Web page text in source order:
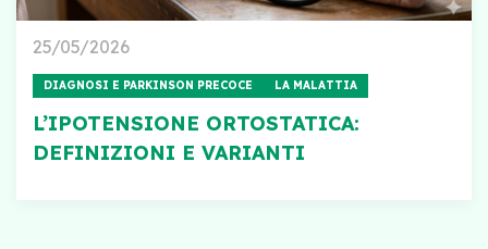
25/05/2026
DIAGNOSI E PARKINSON PRECOCE LA MALATTIA
L’IPOTENSIONE ORTOSTATICA:
DEFINIZIONI E VARIANTI